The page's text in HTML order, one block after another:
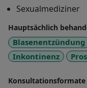
Sexualmediziner
Hauptsächlich
Blasenentzündung
Inkontinenz
Konsultationsformate